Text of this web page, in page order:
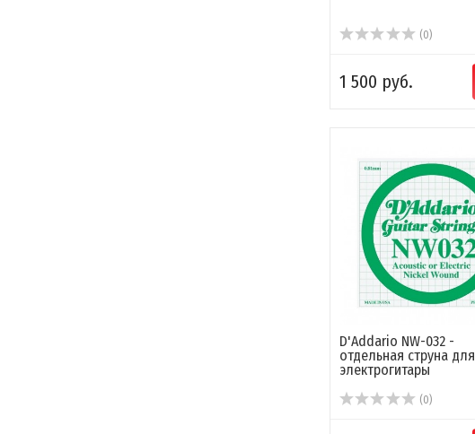
(0)
1 500 руб.
D'Addario NW-032 -
отдельная струна для
электрогитары
(0)